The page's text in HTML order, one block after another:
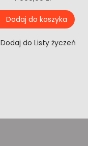
Dodaj do koszyka
Dodaj do Listy życzeń